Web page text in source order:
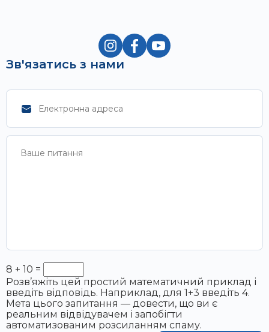
Зв'язатись з нами
8 + 10 =
Розв’яжіть цей простий математичний приклад і
введіть відповідь. Наприклад, для 1+3 введіть 4.
Мета цього запитання — довести, що ви є
реальним відвідувачем і запобігти
автоматизованим розсиланням спаму.